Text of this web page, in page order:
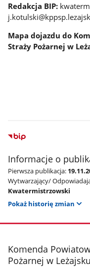
Redakcja BIP:
Mapa dojazdu do
Straży Pożarnej w
Informacje o
Pierwsza publikacja:
Wytwarzający/
Kwatermistrzowski
Pokaż historię zmian
stopka
Komenda
Pożarnej w Leżajsku